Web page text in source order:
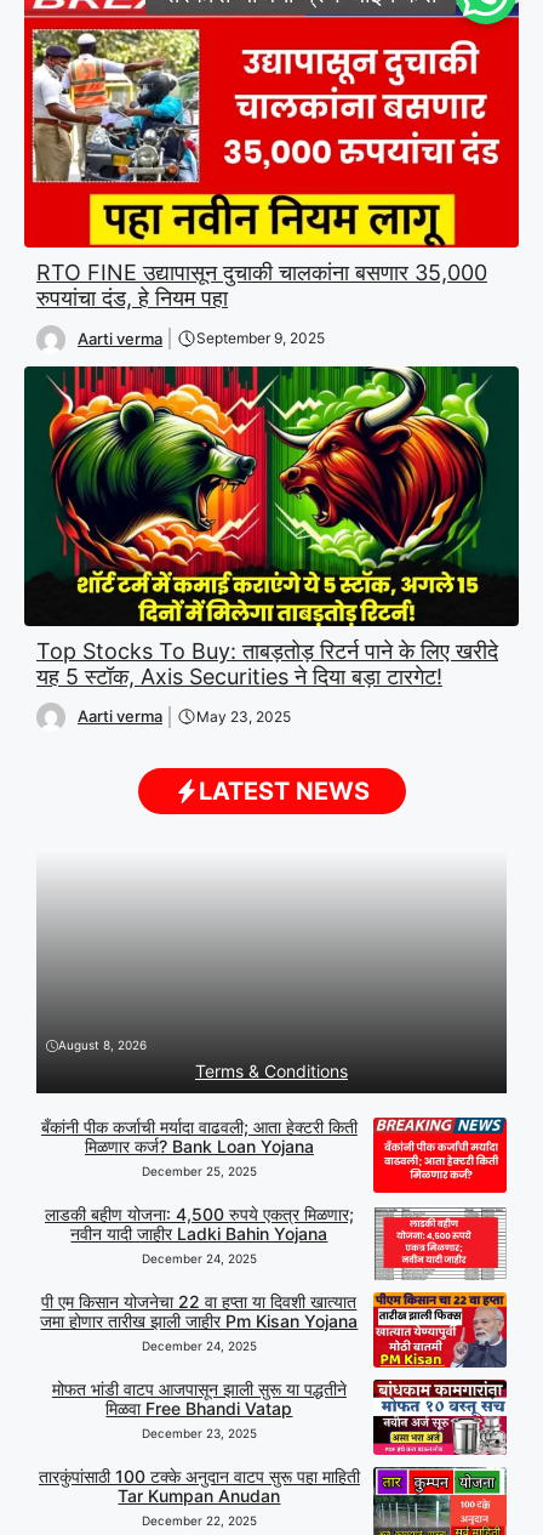
RTO FINE उद्यापासून दुचाकी चालकांना बसणार 35,000
रुपयांचा दंड, हे नियम पहा
Aarti verma September 9, 2025
Top Stocks To Buy: ताबड़तोड़ रिटर्न पाने के लिए खरीदे
यह 5 स्टॉक, Axis Securities ने दिया बड़ा टारगेट!
Aarti verma May 23, 2025
LATEST NEWS
August 8, 2026
Terms & Conditions
बँकांनी पीक कर्जाची मर्यादा वाढवली; आता हेक्टरी किती
मिळणार कर्ज? Bank Loan Yojana
December 25, 2025
लाडकी बहीण योजना: 4,500 रुपये एकत्र मिळणार;
नवीन यादी जाहीर Ladki Bahin Yojana
December 24, 2025
पी एम किसान योजनेचा 22 वा हप्ता या दिवशी खात्यात
जमा होणार तारीख झाली जाहीर Pm Kisan Yojana
December 24, 2025
मोफत भांडी वाटप आजपासून झाली सुरू या पद्धतीने
मिळवा Free Bhandi Vatap
December 23, 2025
तारकुंपांसाठी 100 टक्के अनुदान वाटप सुरू पहा माहिती
Tar Kumpan Anudan
December 22, 2025